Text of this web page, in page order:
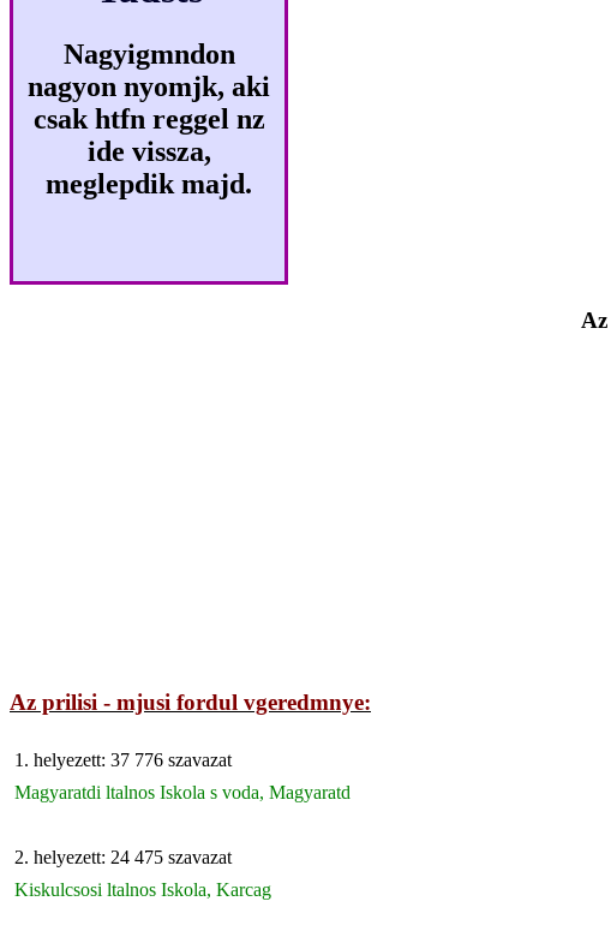
Nagyigmndon
nagyon nyomjk, aki
csak htfn reggel nz
ide vissza,
meglepdik majd.
Az prilisi - mjusi fordul vgeredmnye:
1. helyezett: 37 776 szavazat
Magyaratdi ltalnos Iskola s voda, Magyaratd
2. helyezett: 24 475 szavazat
Kiskulcsosi ltalnos Iskola, Karcag